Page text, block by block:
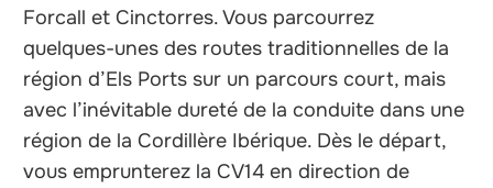
Forcall et Cinctorres. Vous parcourrez
quelques-unes des routes traditionnelles de la
région d’Els Ports sur un parcours court, mais
avec l’inévitable dureté de la conduite dans une
région de la Cordillère Ibérique. Dès le départ,
vous emprunterez la CV14 en direction de